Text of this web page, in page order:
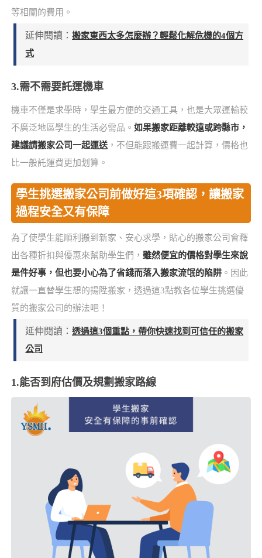
等相關的費用。
延伸閱讀：搬家東西太多怎麼辦？輕鬆化解危機的4個方
式
3.需不需要託運機車
機車不僅是求學時，學生最方便的交通工具，也是大眾運輸較
不廣泛地區學生的生活必需品。 如果搬家距離較遠或跨縣市，
建議請搬家公司一起運送，不但能跟搬運費一起計算，價格也
比一般託運費更加划算。
學生挑選搬家公司前做好這3項確認，讓搬家
過程安全又有保障
為了使學生能順利搬到新家、安心求學，貼心的搬家公司會釋
出各種折扣與優惠來幫助學生們， 雖然便宜的價格對學生來說
是件好事，但也要小心為了省錢而落入搬家流氓的陷阱。因此
就讓一直替學生想的揚陞搬家，透過這3點教各位學生挑選優
質的搬家公司的辦法吧！
延伸閱讀：透過這3個重點，帶你快速找到可信任的搬家
公司
1.能否到府估價及規劃搬家路線